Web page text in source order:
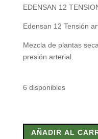
EDENSAN 12
Edensan 12 Tensión
Mezcla de plantas
presión arterial.
6 disponibles
12
TENSION
AÑADIR AL